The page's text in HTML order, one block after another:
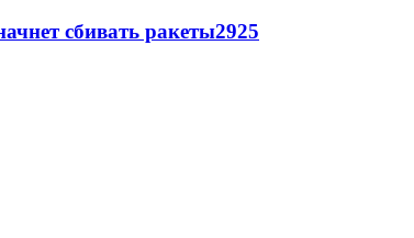
сбивать ракеты2925